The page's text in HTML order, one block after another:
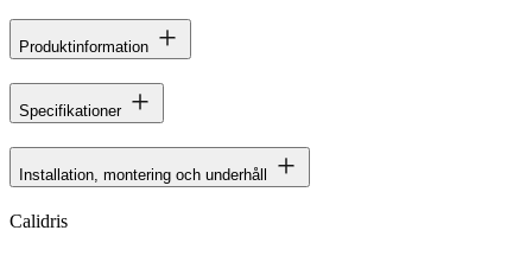
Produktinformation
Specifikationer
Installation, montering och underhåll
Calidris